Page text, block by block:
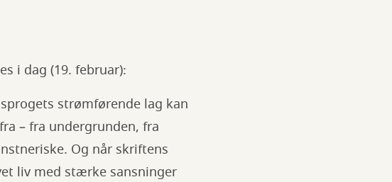
i dag (19. februar):
strømførende lag kan
– fra undergrunden, fra
Og når skriftens
liv med stærke sansninger